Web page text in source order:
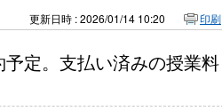
更新日時 : 2026/01/14 10:20 印刷
定。支払い済みの授業料